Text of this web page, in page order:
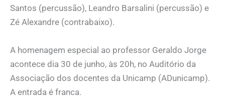
Santos (percussão), Leandro Barsalini (percussão) e
Zé Alexandre (contrabaixo).
A homenagem especial ao professor Geraldo Jorge
acontece dia 30 de junho, às 20h, no Auditório da
Associação dos docentes da Unicamp (ADunicamp).
A entrada é franca.